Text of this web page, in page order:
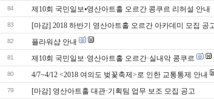
84 제10회 국민일보⦁영산아트홀 오르간 콩쿠르 리허설 안내
83 [마감] 2018 하반기 영산아트홀 오르간 아카데미 모집 공
82 플라워샵 안내
81 제10회 국민일보·영산아트홀 오르간·실내악 콩쿠르
80 4/7~4/12 <2018 여의도 벚꽃축제>로 인한 교통통제 안내
79 [마감] 영산아트홀 대관·기획팀 업무 보조 모집 공고